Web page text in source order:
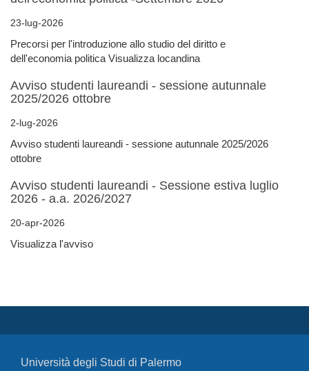
23-lug-2026
Precorsi per l'introduzione allo studio del diritto e
dell'economia politica Visualizza locandina
Avviso studenti laureandi - sessione autunnale
2025/2026 ottobre
2-lug-2026
Avviso studenti laureandi - sessione autunnale 2025/2026
ottobre
Avviso studenti laureandi - Sessione estiva luglio
2026 - a.a. 2026/2027
20-apr-2026
Visualizza l'avviso
Università degli Studi di Palermo